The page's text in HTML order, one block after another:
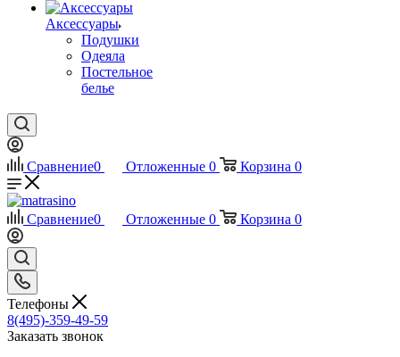
Аксессуары
Подушки
Одеяла
Постельное
белье
Сравнение0 Отложенные 0 Корзина 0
Сравнение0 Отложенные 0 Корзина 0
Телефоны
8(495)-359-49-59
Заказать звонок